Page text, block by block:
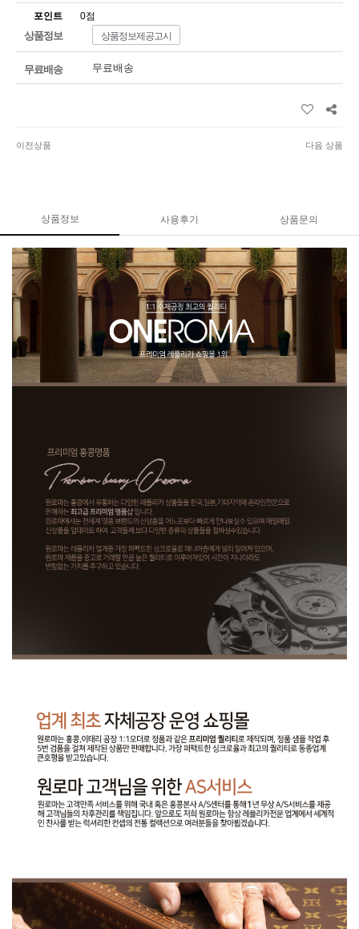
포인트 0점
상품정보 상품정보제공고시
무료배송 무료배송
이전상품 다음 상품
상품정보 사용후기 상품문의